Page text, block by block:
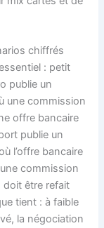
chiffrés
: petit
publie un
une commission
offre bancaire
publie un
l’offre bancaire
commission
doit être refait
tient : à faible
la négociation